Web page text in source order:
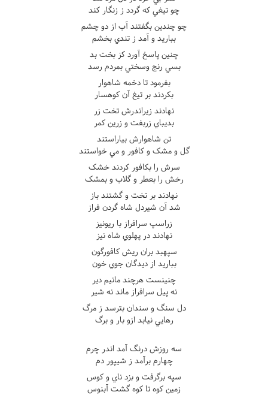
چو تيغي که گردد ز زنگار کند
چو چندين بگفتند آب از دو چشم
بباريد و آمد ز تندي بخشم
چنين پاسخ آورد کز بخت بد
بسي رنج وسختي بمردم رسد
بفرمود تا دخمه شاهوار
بکردند بر تيغ آن کوهسار
نهادند زيراندرش تخت زر
بديباي زربفت و زرين کمر
تن شاهوارش بياراستند
گل و مشک و کافور و مي خواستند
سرش را بکافور کردند خشک
رخش را بعطر و گلاب و بمشک
نهادند بر تخت و گشتند باز
شد آن شيردل شاه گردن فراز
زراسپ سرافراز با ريونيز
نهادند در پهلوي شاه نيز
سپهبد بران ريش کافورگون
بباريد از ديدگان جوي خون
چنينست هرچند مانيم دير
نه پيل سرافراز ماند نه شير
دل سنگ و سندان بترسد ز مرگ
رهايي نيابد ازو بار و برگ
سه روزش درنگ آمد اندر چرم
چهارم برآمد ز شيپور دم
سپه برگرفت و بزد ناي و کوس
زمين کوه تا کوه گشت آبنوس